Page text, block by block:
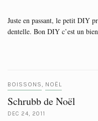
Juste en passant, le petit DIY
dentelle. Bon DIY c’est un
BOISSONS, NOËL
Schrubb de Noël
DEC 24, 2011